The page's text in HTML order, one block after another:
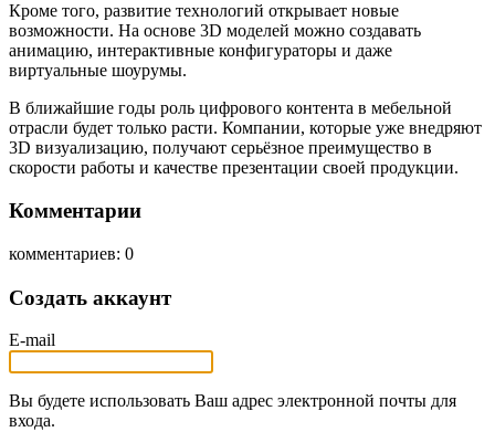
Кроме того, развитие технологий открывает новые
возможности. На основе 3D моделей можно создавать
анимацию, интерактивные конфигураторы и даже
виртуальные шоурумы.
В ближайшие годы роль цифрового контента в мебельной
отрасли будет только расти. Компании, которые уже внедряют
3D визуализацию, получают серьёзное преимущество в
скорости работы и качестве презентации своей продукции.
Комментарии
комментариев: 0
Создать аккаунт
E-mail
Вы будете использовать Ваш адрес электронной почты для
входа.